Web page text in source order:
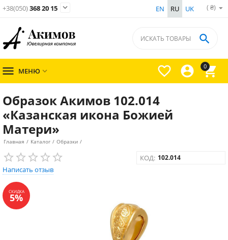
( ₴)
EN RU UK
+38(050)368 20 15 
0




 МЕНЮ 
Образок Акимов 102.014
«Казанская икона Божией
Матери»
Главная / Каталог / Образки /
Написать отзыв
КОД: 102.014
СКИДКА
5%